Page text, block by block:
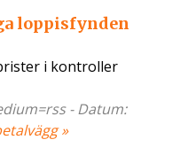
loppisfynden
i kontroller
- Datum:
»